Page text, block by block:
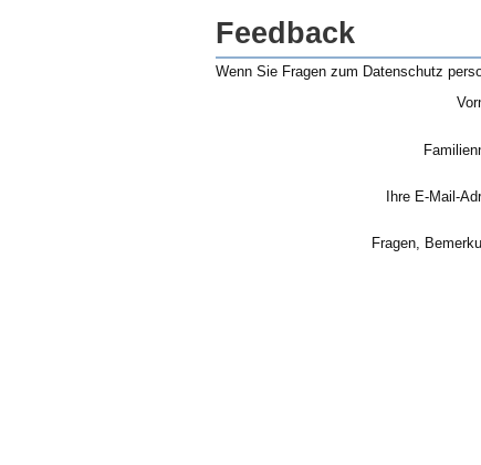
Feedback
Wenn Sie Fragen zum Datenschutz
Ihre E-Mail-
Fragen,